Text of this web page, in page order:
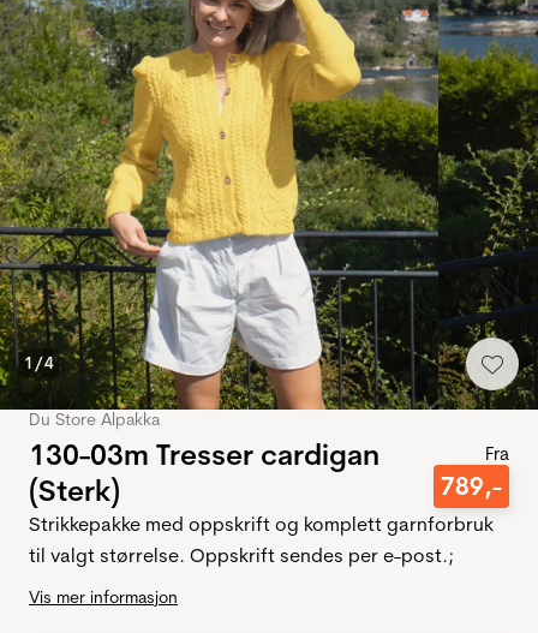
1 /4
Du Store Alpakka
130-03m Tresser cardigan
(Sterk)
Fra
789,-
Strikkepakke med oppskrift og komplett garnforbruk
til valgt størrelse. Oppskrift sendes per e-post.;
Vis mer informasjon